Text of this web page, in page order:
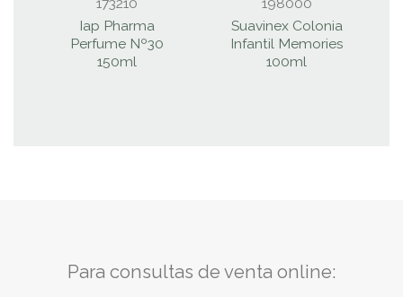
Iap Pharma
Perfume Nº30
150ml
Suavinex Colonia
Infantil Memories
100ml
Para consultas de venta online: